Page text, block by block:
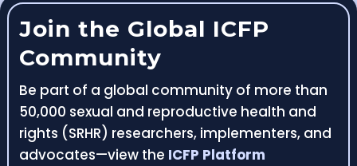
Join the Global ICFP
Community
Be part of a global community of more than
50,000 sexual and reproductive health and
rights (SRHR) researchers, implementers, and
advocates—view the ICFP Platform